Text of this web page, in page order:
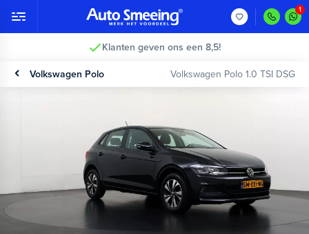
2 jaar garantie >
Volkswagen Polo Volkswagen Polo 1.0 TSI DSG